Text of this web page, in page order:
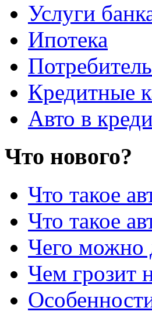
Услуги
Ипотека
Кредитные
Авто в
Что нового?
Что такое
Что такое
Чего можно
Чем грозит